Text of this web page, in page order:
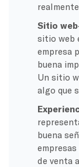
Sitio
sitio web
empresa
buena
Un sitio
algo que
buena
de venta